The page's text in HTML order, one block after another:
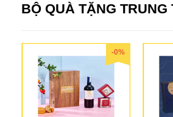
BỘ QUÀ TẶNG TRUNG
-0%